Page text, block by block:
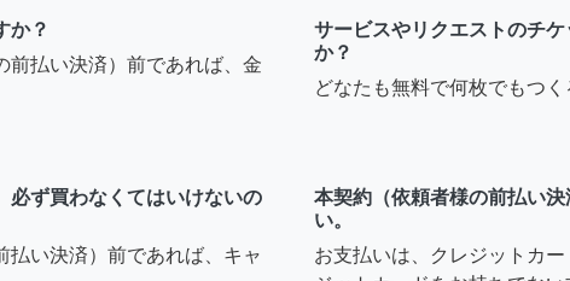
か？
前払い決済）前であれば、金
サービスやリクエストのチ
か？
どなたも無料で何枚でもつく
必ず買わなくてはいけないの
払い決済）前であれば、キャ
本契約（依頼者様の前払い
い。
お支払いは、クレジットカ